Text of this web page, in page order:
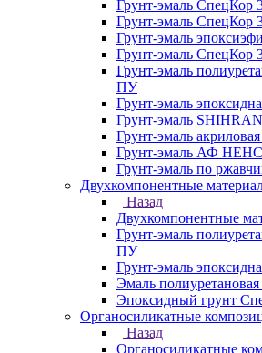
Грунт-эмаль СпецКор
Грунт-эмаль СпецКор
Грунт-эмаль
Грунт-эмаль СпецКор
Грунт-эмаль
ПУ
Грунт-эмаль
Грунт-эмаль
Грунт-эмаль
Грунт-эмаль АФ НЕНС
Грунт-эмаль по
Двухкомпонентные
Назад
Двухкомпонентные
Грунт-эмаль
ПУ
Грунт-эмаль
Эмаль
Эпоксидный грунт
Органосиликатные
Назад
Органосиликатные